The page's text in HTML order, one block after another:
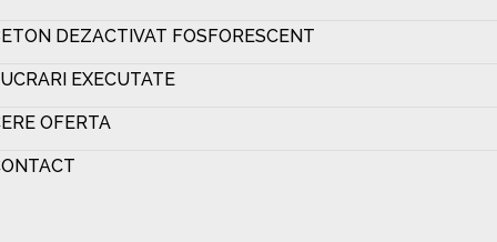
DEZACTIVAT FOSFORESCENT
EXECUTATE
OFERTA